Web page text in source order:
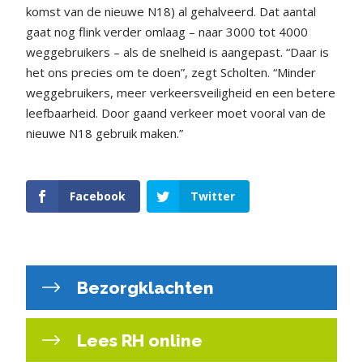
komst van de nieuwe N18) al gehalveerd. Dat aantal
gaat nog flink verder omlaag – naar 3000 tot 4000
weggebruikers – als de snelheid is aangepast. “Daar is
het ons precies om te doen”, zegt Scholten. “Minder
weggebruikers, meer verkeersveiligheid en een betere
leefbaarheid. Door gaand verkeer moet vooral van de
nieuwe N18 gebruik maken.”
Facebook Twitter
Bezorgklachten
Lees RH online